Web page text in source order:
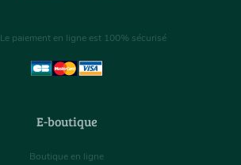
Le paiement en ligne est 100% sécurisé
E-boutique
Boutique en ligne